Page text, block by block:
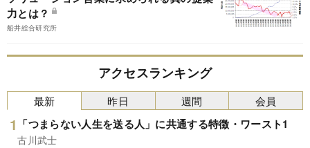
力とは？
船井総合研究所
アクセスランキング
最新
「つまらない人生を送る人」に共通する特徴・ワースト1
古川武士
昨日 週間 会員